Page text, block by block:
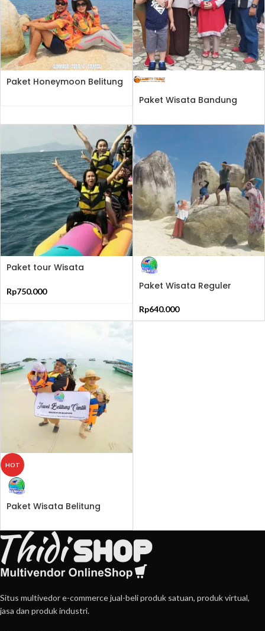
Paket Honeymoon Belitung
Paket Wisata Bandung
Paket tour Wisata
Belitung
Rp750.000
Paket Wisata Reguler
Rp640.000
HOT
Paket Wisata Belitung
Situs multivedor e-commerce jual-beli produk satuan, produk virtual,
jasa dan produk industri.